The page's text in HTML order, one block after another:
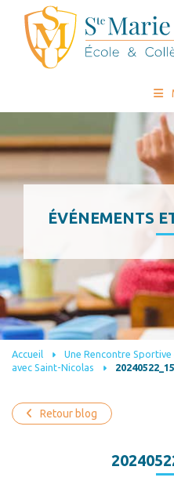
ÉVÉNEMENTS
Accueil
Une Rencontre
avec Saint-Nicolas
Retour blog